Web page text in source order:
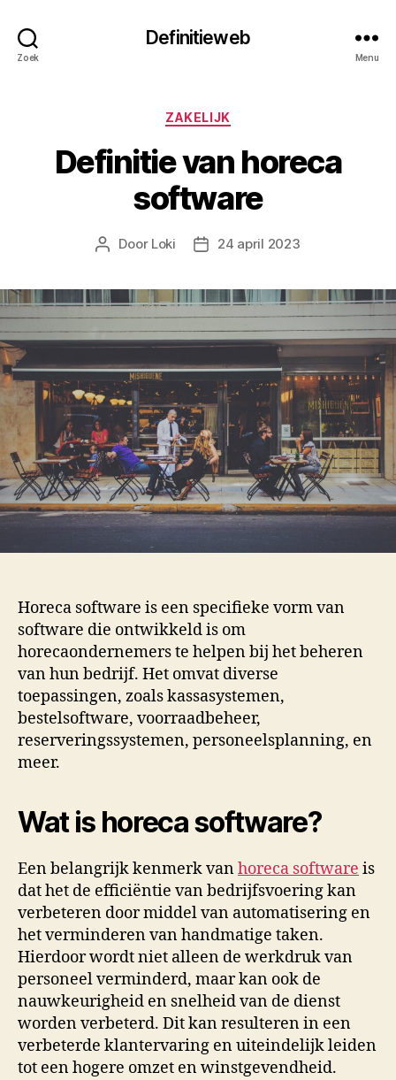
Zoek
Definitieweb
Menu
Categorieën
ZAKELIJK
Definitie van horeca
software
Berichtauteur
Door Loki Berichtdatum
24 april 2023
Horeca software is een specifieke vorm van
software die ontwikkeld is om
horecaondernemers te helpen bij het beheren
van hun bedrijf. Het omvat diverse
toepassingen, zoals kassasystemen,
bestelsoftware, voorraadbeheer,
reserveringssystemen, personeelsplanning, en
meer.
Wat is horeca software?
Een belangrijk kenmerk vanhoreca software is
dat het de efficiëntie van bedrijfsvoering kan
verbeteren door middel van automatisering en
het verminderen van handmatige taken.
Hierdoor wordt niet alleen de werkdruk van
personeel verminderd, maar kan ook de
nauwkeurigheid en snelheid van de dienst
worden verbeterd. Dit kan resulteren in een
verbeterde klantervaring en uiteindelijk leiden
tot een hogere omzet en winstgevendheid.